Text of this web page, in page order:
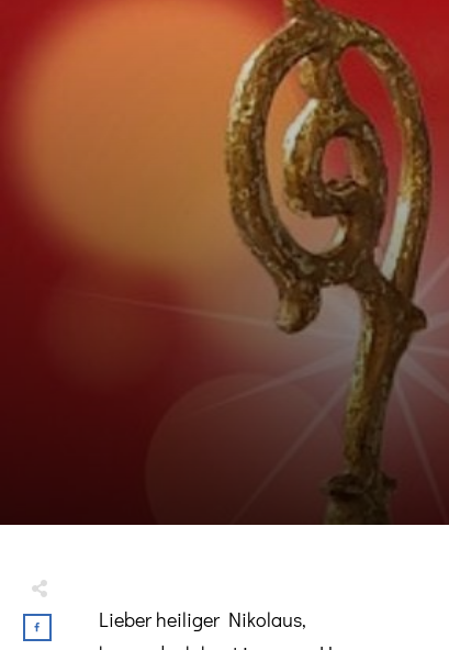
Lieber heiliger Nikolaus,